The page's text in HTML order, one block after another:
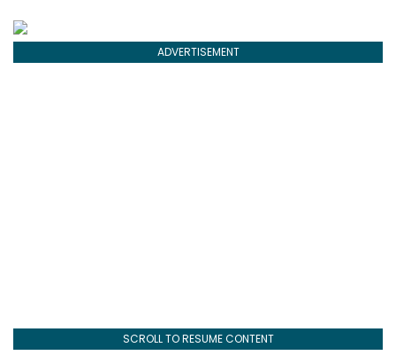
ADVERTISEMENT
SCROLL TO RESUME CONTENT